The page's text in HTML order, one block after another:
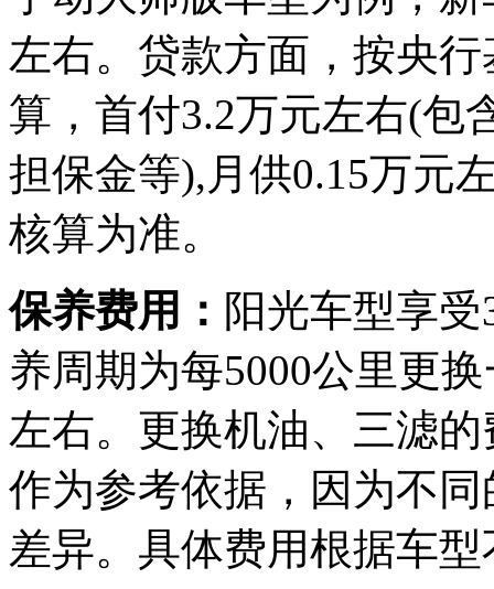
左右。贷款方面，按央
算，首付3.2万元左右(包
担保金等),月供0.15万元
核算为准。
保养费用： 阳光车型享
养周期为每5000公里更
左右。更换机油、三滤
作为参考依据，因为不
差异。具体费用根据车